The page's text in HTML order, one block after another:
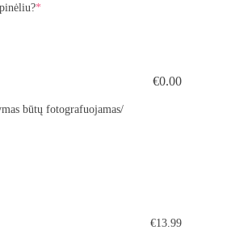
*
€0.00
būtų fotografuojamas/
€13.99